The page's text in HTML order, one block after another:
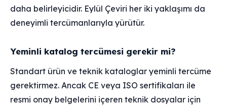
daha belirleyicidir. Eylül Çeviri her iki yaklaşımı da
deneyimli tercümanlarıyla yürütür.
Yeminli katalog tercümesi gerekir mi?
Standart ürün ve teknik kataloglar yeminli tercüme
gerektirmez. Ancak CE veya ISO sertifikaları ile
resmi onay belgelerini içeren teknik dosyalar için